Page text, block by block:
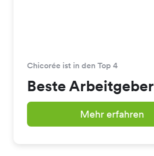
Chicorée ist in den Top 4
Beste Arbeitgeber
Mehr erfahren